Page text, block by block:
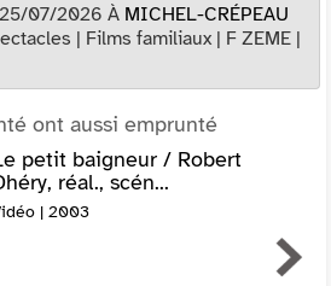
25/07/2026 À MICHEL-CRÉPEAU
| Films familiaux | F ZEME |
ont aussi emprunté
petit baigneur / Robert
réal., scén...
| 2003